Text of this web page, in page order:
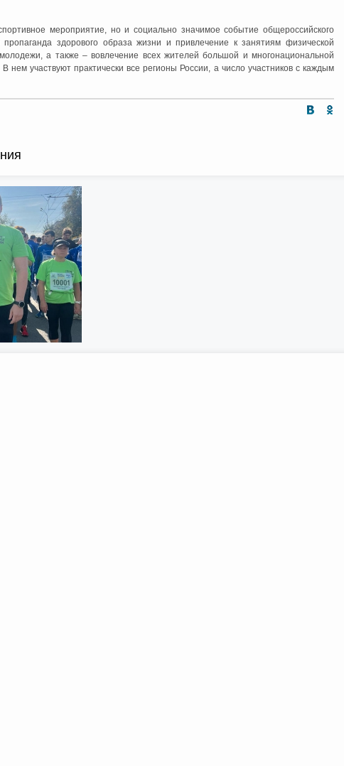
мероприятие, но и социально значимое событие общероссийского
здорового образа жизни и привлечение к занятиям физической
а также – вовлечение всех жителей большой и многонациональной
участвуют практически все регионы России, а число участников с каждым